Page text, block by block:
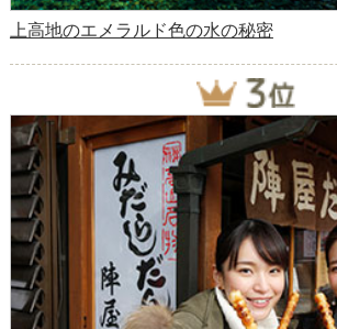
上高地のエメラルド色の水の秘密